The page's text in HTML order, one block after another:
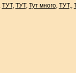
ТУТ, ТУТ, Тут много, ТУТ.,